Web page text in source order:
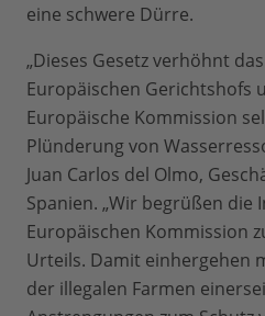
eine schwere Dürre.
„Dieses Gesetz verhöhnt
Europäischen Gerichtshofs
Europäische Kommission
Plünderung von
Juan Carlos del Olmo,
Spanien. „Wir begrüßen die
Europäischen Kommission
Urteils. Damit einhergehen
der illegalen Farmen